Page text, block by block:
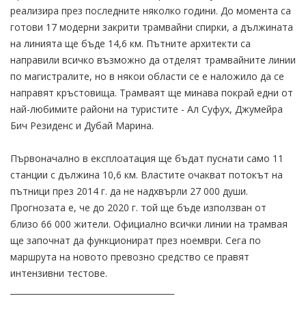
реализира през последните няколко години. До момента са
готови 17 модерни закрити трамвайни спирки, а дължината
на линията ще бъде 14,6 км. Пътните архитекти са
направили всичко възможно да отделят трамвайните линии
по магистралите, но в някои области се е наложило да се
направят кръстовища. Трамваят ще минава покрай едни от
най-любимите райони на туристите - Ал Суфух, Джумейра
Бич Резиденс и Дубай Марина.
Първоначално в експлоатация ще бъдат пуснати само 11
станции с дължина 10,6 км. Властите очакват потокът на
пътници през 2014 г. да не надхвърли 27 000 души.
Прогнозата е, че до 2020 г. той ще бъде използван от
близо 66 000 жители. Официално всички линии на трамвая
ще започнат да функционират през ноември. Сега по
маршрута на новото превозно средство се правят
интензивни тестове.